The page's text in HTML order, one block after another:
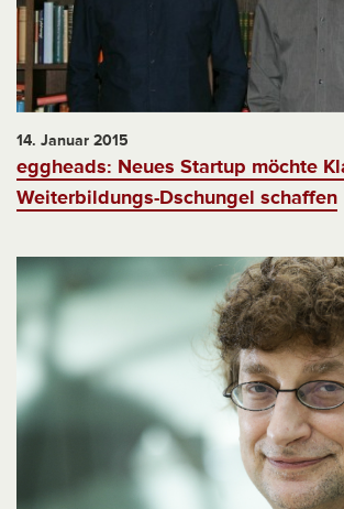
14. Januar 2015
eggheads: Neues Startup möchte
Weiterbildungs-Dschungel schaffen